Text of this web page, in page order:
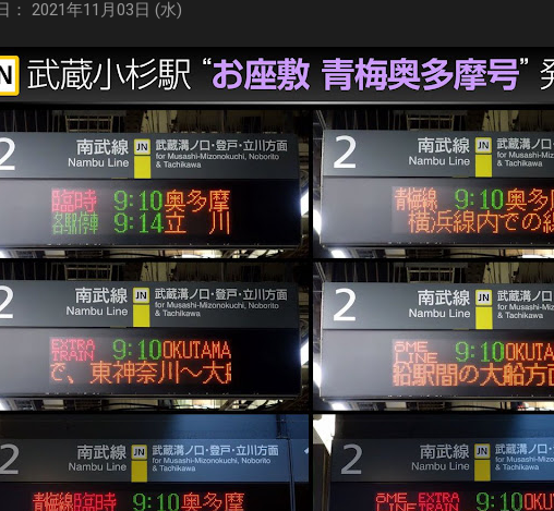
： 2021年11月03日 (水)